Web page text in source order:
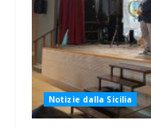
Notizie dalla Sicilia